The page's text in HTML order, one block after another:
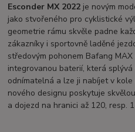
Esconder MX 2022 je novým
jako stvořeného pro cyklistické
geometrie rámu skvěle padne
zákazníky i sportovně laděné
středovým pohonem Bafang
integrovanou baterií, která splývá
odnímatelná a lze ji nabíjet v kole
nového designu poskytuje
a dojezd na hranici až 120, resp.